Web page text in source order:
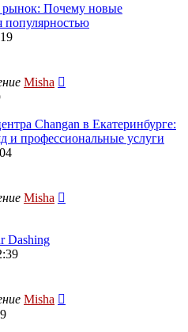
рынок: Почему новые
популярностью
Misha
Changan в Екатеринбурге:
и профессиональные услуги
Misha
Dashing
Misha